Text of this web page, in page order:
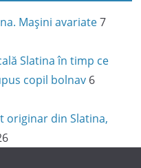
Mașini avariate 7
Slatina în timp ce
copil bolnav 6
originar din Slatina,